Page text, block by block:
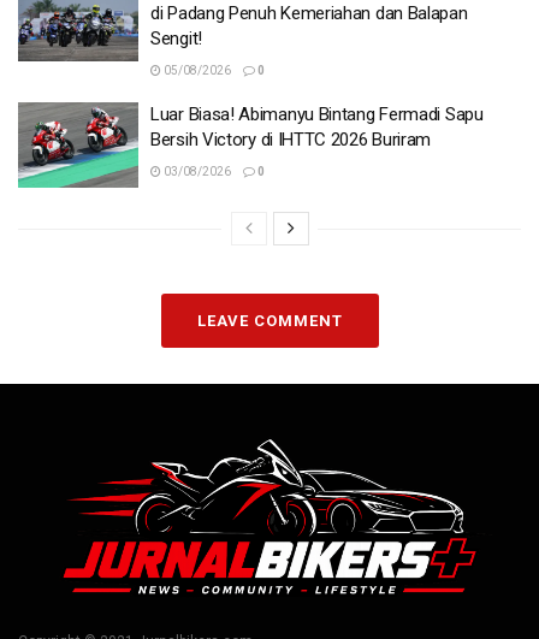
di Padang Penuh Kemeriahan dan Balapan
Sengit!
05/08/2026 0
Luar Biasa! Abimanyu Bintang Fermadi Sapu
Bersih Victory di IHTTC 2026 Buriram
03/08/2026 0
LEAVE COMMENT